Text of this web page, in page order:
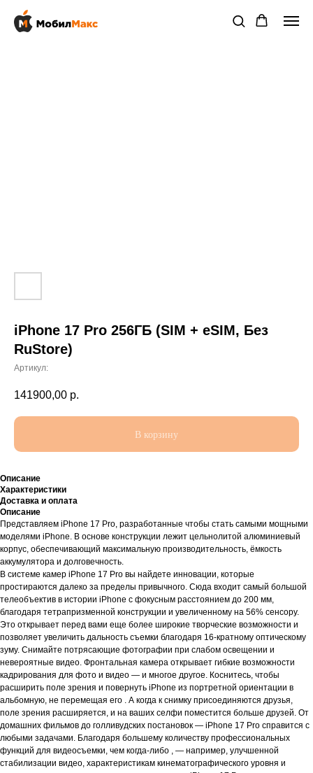
iPhone 17 Pro 256ГБ (SIM + eSIM, Без
RuStore)
Артикул:
141900,00 р.
В корзину
Описание
Характеристики
Доставка и оплата
Описание
Представляем iPhone 17 Pro, разработанные чтобы стать самыми мощными
моделями iPhone. В основе конструкции лежит цельнолитой алюминиевый
корпус, обеспечивающий максимальную производительность, ёмкость
аккумулятора и долговечность.
В системе камер iPhone 17 Pro вы найдете инновации, которые
простираются далеко за пределы привычного. Сюда входит самый большой
телеобъектив в истории iPhone с фокусным расстоянием до 200 мм,
благодаря тетрапризменной конструкции и увеличенному на 56% сенсору.
Это открывает перед вами еще более широкие творческие возможности и
позволяет увеличить дальность съемки благодаря 16-кратному оптическому
зуму. Снимайте потрясающие фотографии при слабом освещении и
невероятные видео. Фронтальная камера открывает гибкие возможности
кадрирования для фото и видео — и многое другое. Коснитесь, чтобы
расширить поле зрения и повернуть iPhone из портретной ориентации в
альбомную, не перемещая его . А когда к снимку присоединяются друзья,
поле зрения расширяется, и на ваших селфи поместится больше друзей. От
домашних фильмов до голливудских постановок — iPhone 17 Pro справится с
любыми задачами. Благодаря большему количеству профессиональных
функций для видеосъемки, чем когда-либо , — например, улучшенной
стабилизации видео, характеристикам кинематографического уровня и